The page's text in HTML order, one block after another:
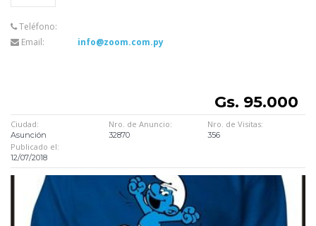
Teléfono:
Email:
info@zoom.com.py
Gs. 95.000
Ciudad:
Asunción
Nro. de Anuncio:
32870
Nro. de Visitas:
356
Publicado el:
12/07/2018